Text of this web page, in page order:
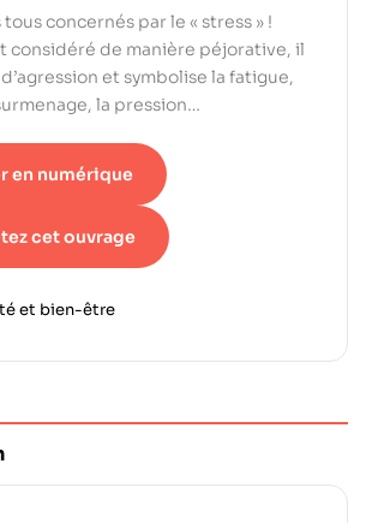
concernés par le « stress » !
considéré de manière péjorative, il
et symbolise la fatigue,
la pression…
en numérique
cet ouvrage
et bien-être